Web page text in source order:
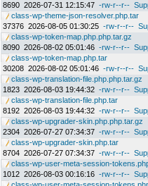
8690 2026-07-31 12:15:47 -rw-r--r--
class-wp-theme-json-resolver.php.tar
37376 2026-08-05 01:30:25 -rw-r--r--
class-wp-token-map.php.php.tar.gz
8090 2026-08-02 05:01:46 -rw-r--r--
class-wp-token-map.php.tar
30208 2026-08-02 05:01:46 -rw-r--r--
class-wp-translation-file.php.php.tar.gz
1823 2026-08-03 19:44:32 -rw-r--r--
class-wp-translation-file.php.tar
8192 2026-08-03 19:44:32 -rw-r--r--
class-wp-upgrader-skin.php.php.tar.gz
2304 2026-07-27 07:34:37 -rw-r--r--
class-wp-upgrader-skin.php.tar
8704 2026-07-27 07:34:37 -rw-r--r--
class-wp-user-meta-session-
1012 2026-08-03 00:16:16 -rw-r--r--